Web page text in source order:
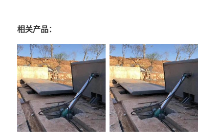
相关产品：